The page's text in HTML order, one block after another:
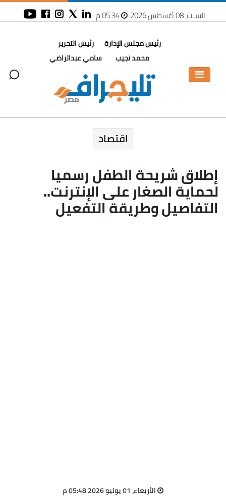
السبت، 08 أغسطس 2026 05:34 م
رئيس مجلس الإدارة
محمد نجيب
رئيس التحرير
سامي عبدالراضي
اقتصاد
إطلاق شريحة الطفل رسميا
لحماية الصغار على الإنترنت..
التفاصيل وطريقة التفعيل
الأربعاء، 01 يوليو 2026 05:48 م